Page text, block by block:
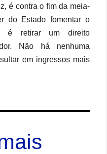
é contra o fim da meia-
do Estado fomentar o
é retirar um direito
Não há nenhuma
em ingressos mais